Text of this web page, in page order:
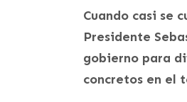
Cuando casi se
Presidente
gobierno para
concretos en el